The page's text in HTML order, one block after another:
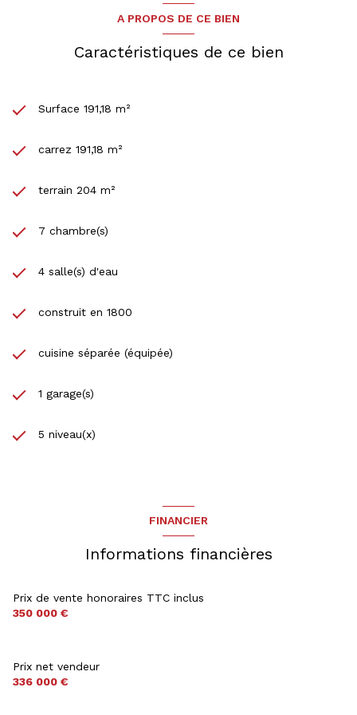
A PROPOS DE CE BIEN
Caractéristiques de ce bien
Surface 191,18 m²
carrez 191,18 m²
terrain 204 m²
7 chambre(s)
4 salle(s) d'eau
construit en 1800
cuisine séparée (équipée)
1 garage(s)
5 niveau(x)
FINANCIER
Informations financières
Prix de vente honoraires TTC inclus
350 000 €
Prix net vendeur
336 000 €